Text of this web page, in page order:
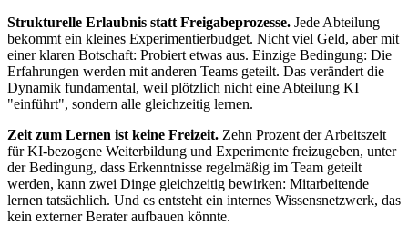
Strukturelle Erlaubnis statt Freigabeprozesse. Jede Abteilung
bekommt ein kleines Experimentierbudget. Nicht viel Geld, aber mit
einer klaren Botschaft: Probiert etwas aus. Einzige Bedingung: Die
Erfahrungen werden mit anderen Teams geteilt. Das verändert die
Dynamik fundamental, weil plötzlich nicht eine Abteilung KI
"einführt", sondern alle gleichzeitig lernen.
Zeit zum Lernen ist keine Freizeit. Zehn Prozent der Arbeitszeit
für KI-bezogene Weiterbildung und Experimente freizugeben, unter
der Bedingung, dass Erkenntnisse regelmäßig im Team geteilt
werden, kann zwei Dinge gleichzeitig bewirken: Mitarbeitende
lernen tatsächlich. Und es entsteht ein internes Wissensnetzwerk, das
kein externer Berater aufbauen könnte.